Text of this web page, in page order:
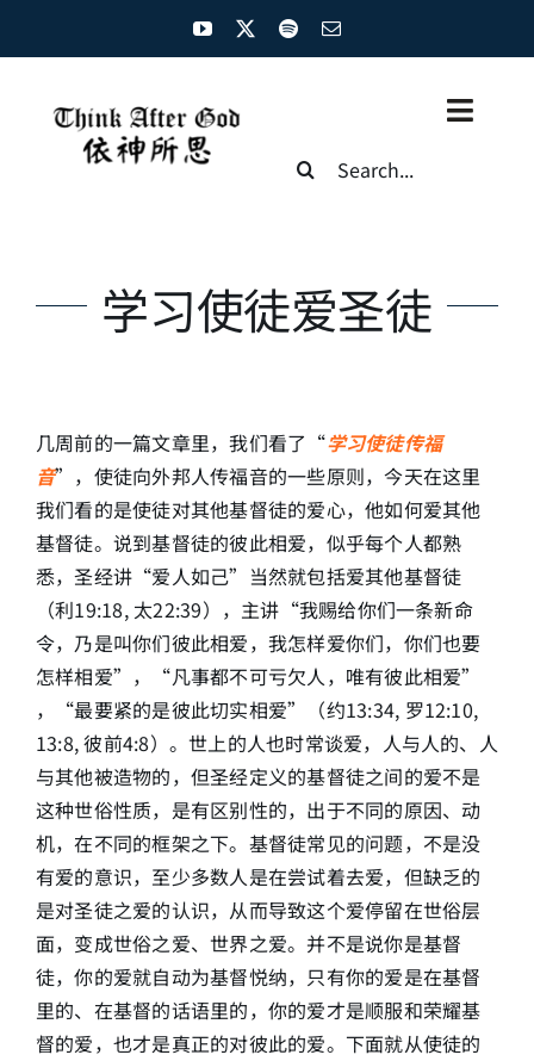
圣经概览
神学概论
圣经解析
简介
下载
Search
学习使徒爱圣徒
几周前的一篇文章里，我们看了“学习使徒传福
音”，使徒向外邦人传福音的一些原则，今天在这里
我们看的是使徒对其他基督徒的爱心，他如何爱其他
基督徒。说到基督徒的彼此相爱，似乎每个人都熟
悉，圣经讲“爱人如己”当然就包括爱其他基督徒
（利19:18, 太22:39），主讲“我赐给你们一条新命
令，乃是叫你们彼此相爱，我怎样爱你们，你们也要
怎样相爱”，“凡事都不可亏欠人，唯有彼此相爱”
，“最要紧的是彼此切实相爱”（约13:34, 罗12:10,
13:8, 彼前4:8）。世上的人也时常谈爱，人与人的、人
与其他被造物的，但圣经定义的基督徒之间的爱不是
这种世俗性质，是有区别性的，出于不同的原因、动
机，在不同的框架之下。基督徒常见的问题，不是没
有爱的意识，至少多数人是在尝试着去爱，但缺乏的
是对圣徒之爱的认识，从而导致这个爱停留在世俗层
面，变成世俗之爱、世界之爱。并不是说你是基督
徒，你的爱就自动为基督悦纳，只有你的爱是在基督
里的、在基督的话语里的，你的爱才是顺服和荣耀基
督的爱，也才是真正的对彼此的爱。下面就从使徒的